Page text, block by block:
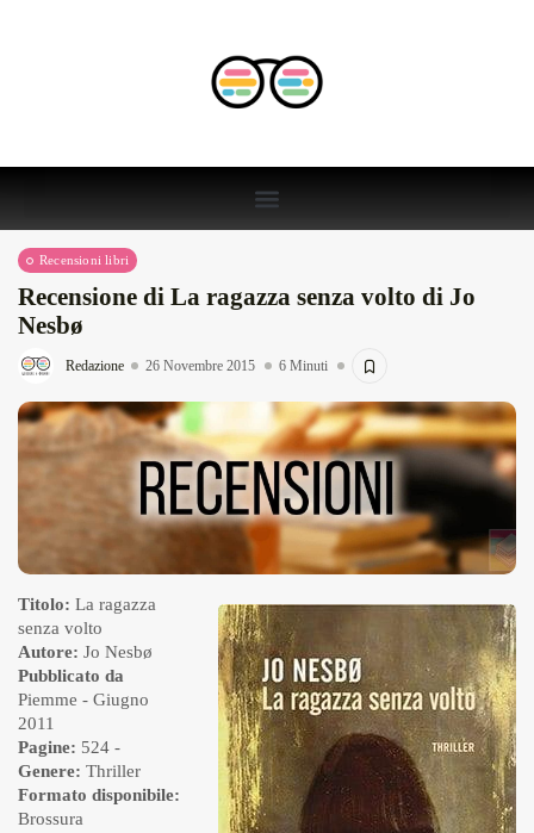
Recensioni libri
Recensione di La ragazza senza volto di Jo
Nesbø
Redazione 26 Novembre 2015 6 Minuti
Titolo: La ragazza
senza volto
Autore: Jo Nesbø
Pubblicato da
Piemme - Giugno
2011
Pagine: 524 -
Genere: Thriller
Formato disponibile:
Brossura